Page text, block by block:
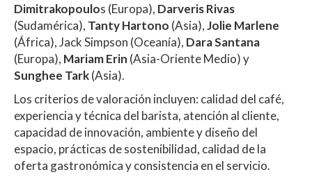
Dimitrakopoulos (Europa), Darveris Rivas
(Sudamérica), Tanty Hartono (Asia),Jolie Marlene
(África), Jack Simpson (Oceanía), Dara Santana
(Europa), Mariam Erin (Asia-Oriente Medio) y
Sunghee Tark(Asia).
Los criterios de valoración incluyen: calidad del café,
experiencia y técnica del barista, atención al cliente,
capacidad de innovación, ambiente y diseño del
espacio, prácticas de sostenibilidad, calidad de la
oferta gastronómica y consistencia en el servicio.